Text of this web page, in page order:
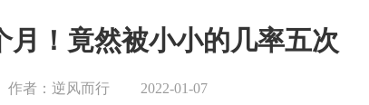
月！竟然被小小的几率五次
作者：逆风而行 2022-01-07